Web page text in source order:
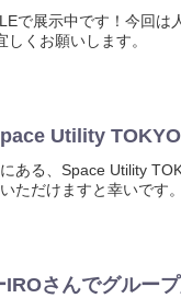
で展示中です！今回は
しくお願いします。
Utility
ある、Space Utility
ただけますと幸いです
さんでグルー